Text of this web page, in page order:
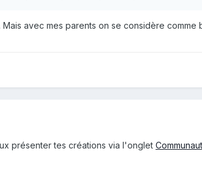
avec mes parents on se considère comme
présenter tes créations via l'onglet